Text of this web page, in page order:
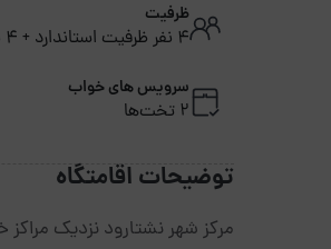
ظرفیت
4 نفر ظرفیت استاندارد + 4 نفر اضافه
سرویس های خواب
2 تخت‌ها
توضیحات اقامتگاه
مرکز شهر نشتارود نزدیک